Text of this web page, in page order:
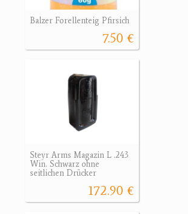
Balzer Forellenteig Pfirsich
7.50 €
Steyr Arms Magazin L .243
Win. Schwarz ohne
seitlichen Drücker
172.90 €